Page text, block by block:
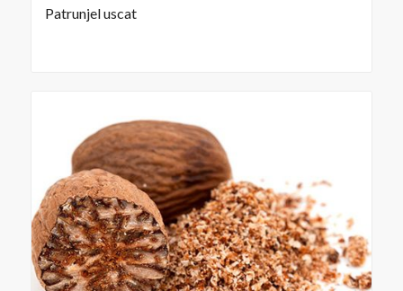
Patrunjel uscat